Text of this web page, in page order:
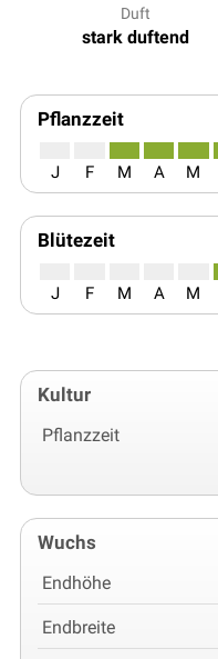
Duft
stark duftend
Pflanzzeit
J F M A M
Blütezeit
J F M A M
Kultur
Pflanzzeit
Wuchs
Endhöhe
Endbreite